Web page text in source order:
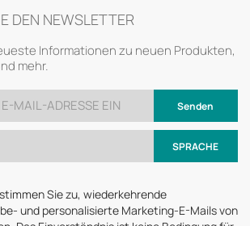
DEN NEWSLETTER
Informationen zu neuen Produkten,
mehr.
Senden
SPRACHE
Sie zu, wiederkehrende
und personalisierte Marketing-E-Mails von